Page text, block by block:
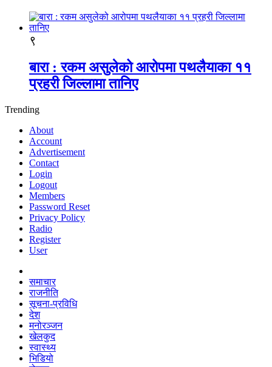
९
बारा : रकम असुलेको आरोपमा पथलैयाका ११
प्रहरी जिल्लामा तानिए
Trending
About
Account
Advertisement
Contact
Login
Logout
Members
Password Reset
Privacy Policy
Radio
Register
User
समाचार
राजनीति
सूचना-प्रविधि
देश
मनोरञ्जन
खेलकुद
स्वास्थ्य
भिडियो